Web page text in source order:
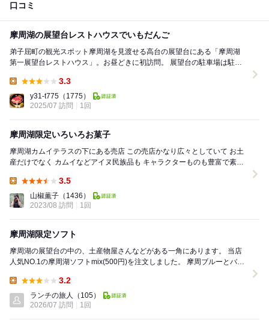
口コミ
摩周湖の展望台レストハウスでいもだんご
弟子屈町の観光スポット摩周湖を見渡せる高台の展望台にある「摩周湖
第一展望台レストハウス」。お昼どきに初訪問。 展望台の駐車場は駐車
3.3
y31-t775 （1775）
2025/07 訪問
1回
摩周湖限定いろいろお菓子
摩周湖カムイテラスの下にある売店 この売店かなり広々としていて お土
産だけでなく カムイなどアイヌ民族品も キャラクターものも豊富で素晴
3.5
山椒薫子 （1436）
2023/08 訪問
1回
摩周湖限定ソフト
摩周湖の展望台の中の、土産物屋さんなどがある一角にあります。 当店
人気NO.1の摩周湖ソフトmix(500円)を注文しました。 摩周ブルーとバニ
3.2
ランチの旅人
（105）
2026/07 訪問
1回